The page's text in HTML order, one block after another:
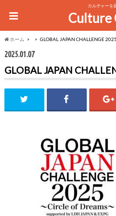
カルチャーを
Culture
ホーム GLOBAL JAPAN CHALLENGE
2025.01.07
GLOBAL JAPAN